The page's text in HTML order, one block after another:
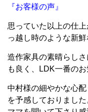
『お客様の声』
思っていた以上の仕
っ越し時のような新
造作家具の素晴らし
も良く、LDK一番のお
中村様の細やかな心
を予感しておりまし